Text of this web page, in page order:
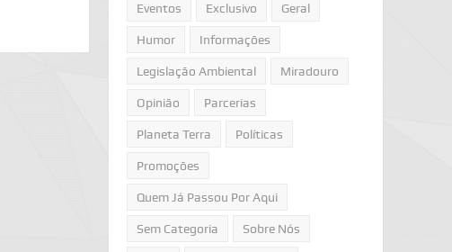
Eventos Exclusivo Geral
Humor Informações
Legislação Ambiental Miradouro
Opinião Parcerias
Planeta Terra Políticas
Promoções
Quem Já Passou Por Aqui
Sem Categoria Sobre Nós